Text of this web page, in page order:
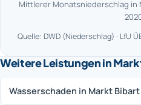
Mittlerer Monatsniederschlag in
Quelle: DWD (Niederschlag) · LfU
Weitere Leistungen in
Wasserschaden in Markt Bibart